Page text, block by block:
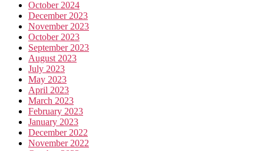
October 2024
December 2023
November 2023
October 2023
September 2023
August 2023
July 2023
May 2023
April 2023
March 2023
February 2023
January 2023
December 2022
November 2022